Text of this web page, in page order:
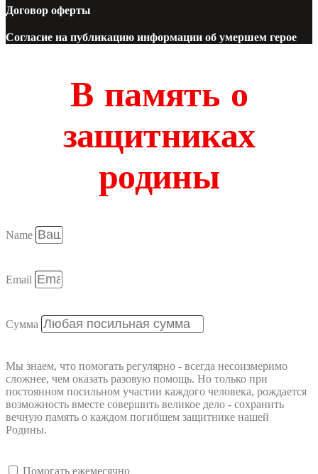
Договор оферты
Согласие на публикацию информации об умершем герое
В память о
защитниках
родины
Name
Email
Сумма
Мы знаем, что помогать регулярно - всегда несоизмеримо
сложнее, чем оказать разовую помощь. Но только при
постоянном посильном участии каждого человека, рождается
возможность вместе совершить великое дело - сохранить
вечную память о каждом погибшем защитнике нашей
Родины.
Помогать ежемесячно